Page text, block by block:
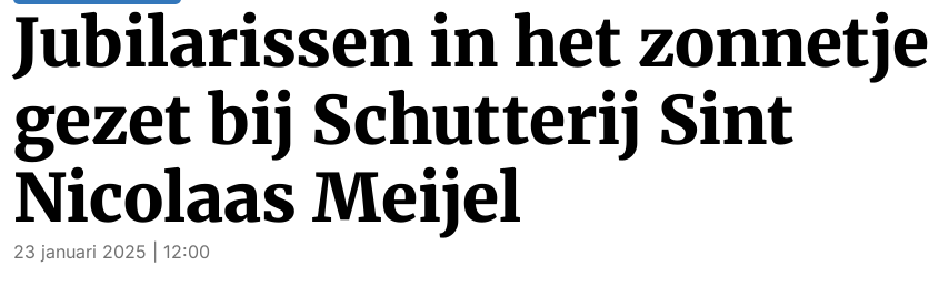
Jubilarissen in het zonnetje
gezet bij Schutterij Sint
Nicolaas Meijel
23 januari 2025 | 12:00